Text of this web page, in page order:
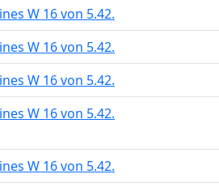
W 16 von 5.42.
W 16 von 5.42.
W 16 von 5.42.
W 16 von 5.42.
W 16 von 5.42.